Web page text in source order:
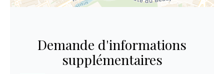
Demande d'informations
supplémentaires